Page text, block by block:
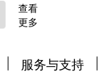
查看
更多
服务与支持